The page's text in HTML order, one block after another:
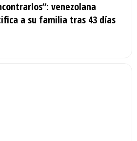
venezolana
a su familia tras 43 días